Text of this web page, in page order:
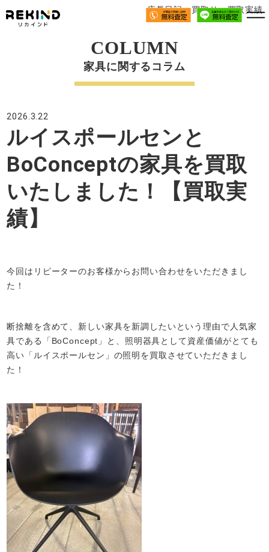
COLUMN
家具に関するコラム
2026.3.22
ルイスポールセンと
BoConceptの家具を買取
いたしました！【買取実
績】
店長日記、買取り、買取実績
今回はリピーターのお客様からお問い合わせをいただきまし
た！
断捨離を含めて、新しい家具を新調したいという理由で人気家
具である「BoConcept」と、照明器具として資産価値がとても
高い「ルイスポールセン」の照明を買取させていただきまし
た！